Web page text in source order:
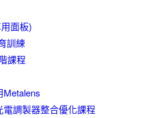
面板)
訓練
課程
電調製器整合優化課程